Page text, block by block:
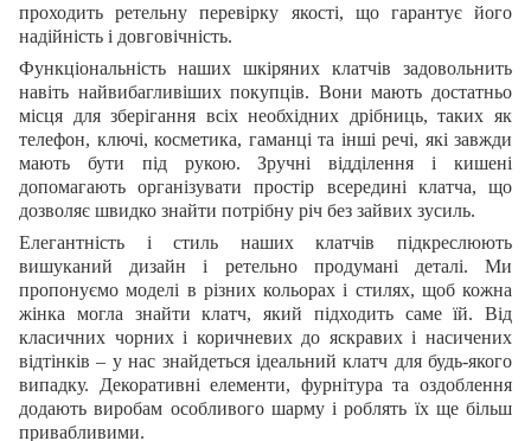
проходить ретельну перевірку якості, що гарантує його
надійність і довговічність.
Функціональність наших шкіряних клатчів задовольнить
навіть найвибагливіших покупців. Вони мають достатньо
місця для зберігання всіх необхідних дрібниць, таких як
телефон, ключі, косметика, гаманці та інші речі, які завжди
мають бути під рукою. Зручні відділення і кишені
допомагають організувати простір всередині клатча, що
дозволяє швидко знайти потрібну річ без зайвих зусиль.
Елегантність і стиль наших клатчів підкреслюють
вишуканий дизайн і ретельно продумані деталі. Ми
пропонуємо моделі в різних кольорах і стилях, щоб кожна
жінка могла знайти клатч, який підходить саме їй. Від
класичних чорних і коричневих до яскравих і насичених
відтінків – у нас знайдеться ідеальний клатч для будь-якого
випадку. Декоративні елементи, фурнітура та оздоблення
додають виробам особливого шарму і роблять їх ще більш
привабливими.